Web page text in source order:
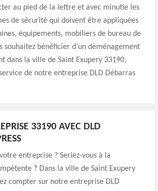
au pied de la lettre et avec minutie les
de sécurité qui doivent être appliquées
équipements, mobiliers de bureau de
souhaitez bénéficier d’un déménagement
dans la ville de Saint Exupery 33190,
de notre entreprise DLD Débarras
33190 AVEC DLD
entreprise ? Seriez-vous à la
? Dans la ville de Saint Exupery
compter sur notre entreprise DLD